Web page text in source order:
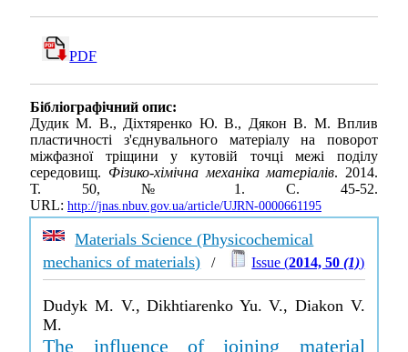
PDF
Бібліографічний опис:
Дудик М. В., Діхтяренко Ю. В., Дякон В. М. Вплив
пластичності з'єднувального матеріалу на поворот
міжфазної тріщини у кутовій точці межі поділу
середовищ. Фізико-хімічна механіка матеріалів. 2014.
Т. 50, № 1. С. 45-52.
URL: http://jnas.nbuv.gov.ua/article/UJRN-0000661195
Materials Science (Physicochemical
mechanics of materials) / Issue (2014, 50(1))
Dudyk M. V., Dikhtiarenko Yu. V., Diakon V.
M.
The influence of joining material